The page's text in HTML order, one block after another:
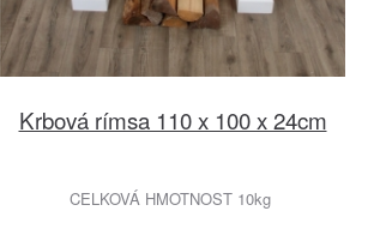
Krbová rímsa 110 x 100 x 24cm
CELKOVÁ HMOTNOST 10kg